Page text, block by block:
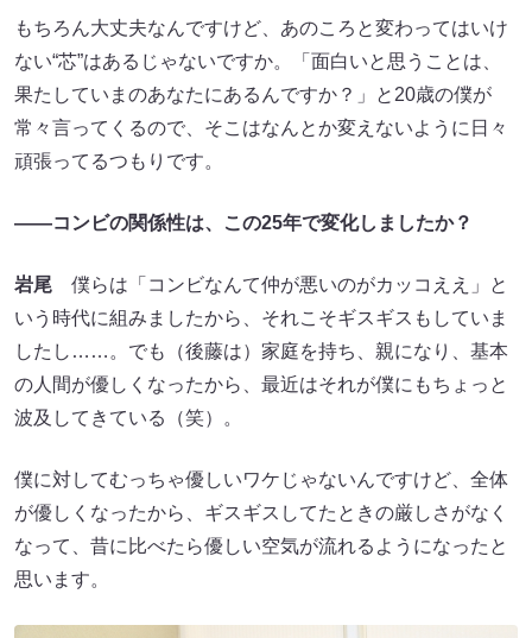
もちろん大丈夫なんですけど、あのころと変わってはいけ
ない“芯”はあるじゃないですか。「面白いと思うことは、
果たしていまのあなたにあるんですか？」と20歳の僕が
常々言ってくるので、そこはなんとか変えないように日々
頑張ってるつもりです。
――コンビの関係性は、この25年で変化しましたか？
岩尾 僕らは「コンビなんて仲が悪いのがカッコええ」と
いう時代に組みましたから、それこそギスギスもしていま
したし……。でも（後藤は）家庭を持ち、親になり、基本
の人間が優しくなったから、最近はそれが僕にもちょっと
波及してきている（笑）。
僕に対してむっちゃ優しいワケじゃないんですけど、全体
が優しくなったから、ギスギスしてたときの厳しさがなく
なって、昔に比べたら優しい空気が流れるようになったと
思います。